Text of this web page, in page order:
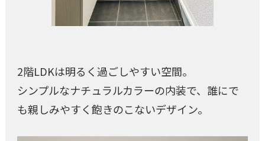
2階LDKは明るく過ごしやすい空間。
シンプルなナチュラルカラーの内装で、誰にで
も親しみやすく飽きのこないデザイン。